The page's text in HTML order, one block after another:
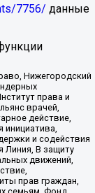
7756/ данные
Нижегородский
права и
врачей,
действие,
инициатива,
и содействия
Линия, В защиту
движений,
прав граждан,